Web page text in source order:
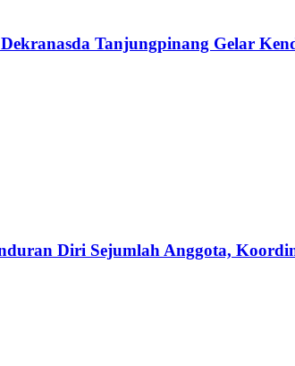
Tanjungpinang Gelar
Diri Sejumlah Anggota,